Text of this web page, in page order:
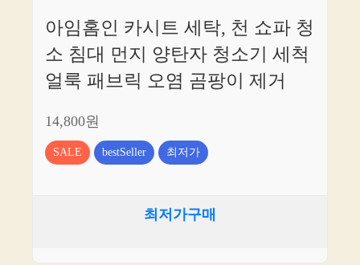
아임홈인 카시트 세탁, 천 쇼파 청
소 침대 먼지 양탄자 청소기 세척
얼룩 패브릭 오염 곰팡이 제거
14,800원
SALE bestSeller 최저가
최저가구매